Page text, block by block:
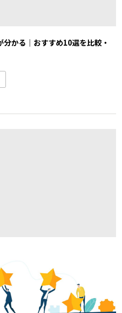
かる｜おすすめ10選を比較・